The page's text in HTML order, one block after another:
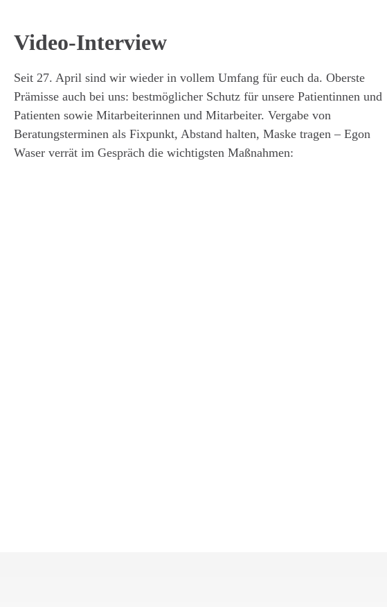
Video-Interview
Seit 27. April sind wir wieder in vollem Umfang für euch da. Oberste
Prämisse auch bei uns: bestmöglicher Schutz für unsere Patientinnen und
Patienten sowie Mitarbeiterinnen und Mitarbeiter. Vergabe von
Beratungsterminen als Fixpunkt, Abstand halten, Maske tragen – Egon
Waser verrät im Gespräch die wichtigsten Maßnahmen: